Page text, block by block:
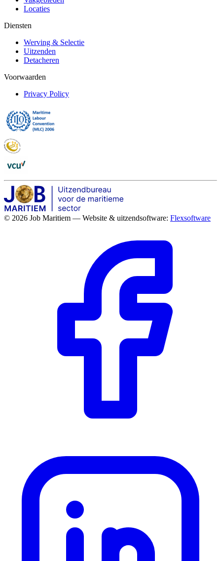
Locaties
Diensten
Werving & Selectie
Uitzenden
Detacheren
Voorwaarden
Privacy Policy
© 2026 Job Maritiem — Website & uitzendsoftware: Flexsoftware